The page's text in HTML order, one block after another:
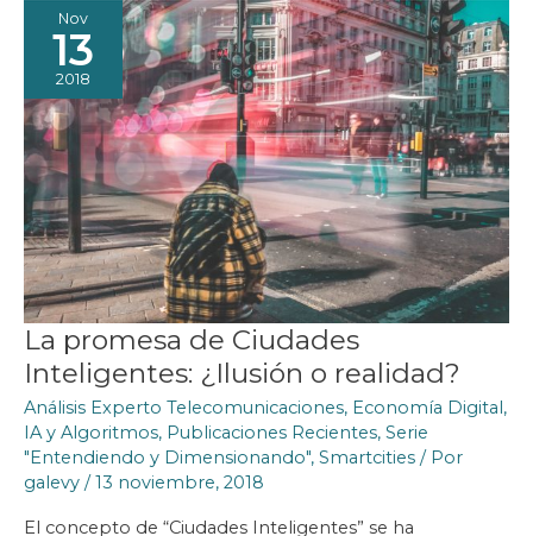
URBES
Nov
13
2018
La promesa de Ciudades
Inteligentes: ¿Ilusión o realidad?
Análisis Experto Telecomunicaciones, Economía Digital,
IA y Algoritmos, Publicaciones Recientes, Serie
"Entendiendo y Dimensionando", Smartcities / Por
galevy /13 noviembre, 2018
El concepto de “Ciudades Inteligentes” se ha